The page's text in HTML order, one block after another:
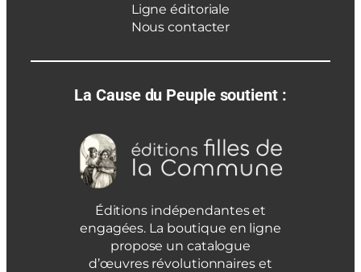
Ligne éditoriale
Nous contacter
La Cause du Peuple soutient :
Éditions indépendantes et
engagées. La boutique en ligne
propose un catalogue
d’œuvres révolutionnaires et